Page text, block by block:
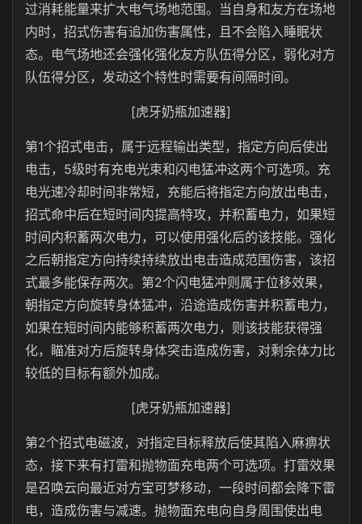
过消耗能量来扩大电气场地范围。当自身和友方在场地
内时，招式伤害有追加伤害属性，且不会陷入睡眠状
态。电气场地还会强化强化友方队伍得分区，弱化对方
队伍得分区，发动这个特性时需要有间隔时间。
[虎牙奶瓶加速器]
第1个招式电击，属于远程输出类型，指定方向后使出
电击，5级时有充电光束和闪电猛冲这两个可选项。充
电光速冷却时间非常短，充能后将指定方向放出电击，
招式命中后在短时间内提高特攻，并积蓄电力，如果短
时间内积蓄两次电力，可以使用强化后的该技能。强化
之后朝指定方向持续持续放出电击造成范围伤害，该招
式最多能保存两次。第2个闪电猛冲则属于位移效果，
朝指定方向旋转身体猛冲，沿途造成伤害并积蓄电力，
如果在短时间内能够积蓄两次电力，则该技能获得强
化，瞄准对方后旋转身体突击造成伤害，对剩余体力比
较低的目标有额外加成。
[虎牙奶瓶加速器]
第2个招式电磁波，对指定目标释放后使其陷入麻痹状
态，接下来有打雷和抛物面充电两个可选项。打雷效果
是召唤云向最近对方宝可梦移动，一段时间都会降下雷
电，造成伤害与减速。抛物面充电向自身周围使出电